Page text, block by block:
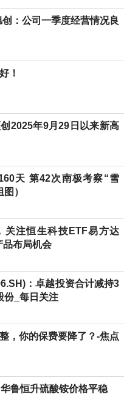
：公司一季度经营情况良
！
2025年9月29日以来新高
天 第42次南极考察“雪
）
关注恒生科技ETF易方达
品布局机会
：卓越投资合计减持3
份_每日关注
，你的保费要降了？-焦点
鲁恒升硫酸铵价格平稳